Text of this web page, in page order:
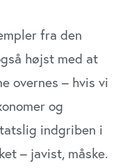
fra den
højst med at
overnes – hvis vi
og
indgriben i
– javist, måske.